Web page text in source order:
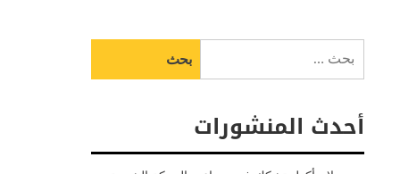
عن:
أحدث المنشورات